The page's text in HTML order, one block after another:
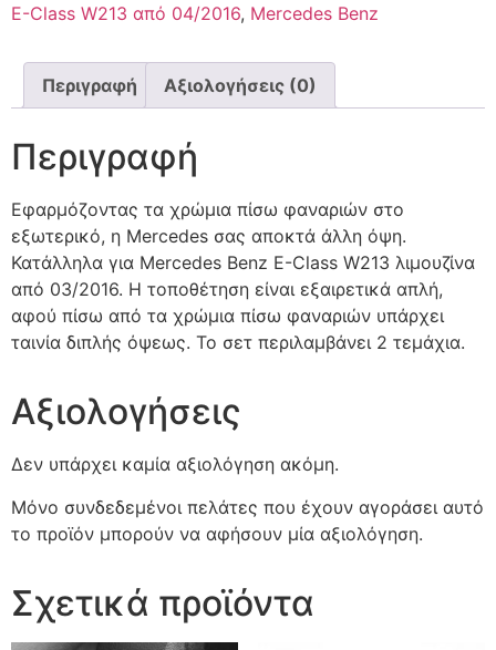
E-Class W213 από 04/2016, Mercedes Benz
Περιγραφή Αξιολογήσεις (0)
Περιγραφή
Εφαρμόζοντας τα χρώμια πίσω φαναριών στο
εξωτερικό, η Mercedes σας αποκτά άλλη όψη.
Κατάλληλα για Mercedes Benz E-Class W213 λιμουζίνα
από 03/2016. Η τοποθέτηση είναι εξαιρετικά απλή,
αφού πίσω από τα χρώμια πίσω φαναριών υπάρχει
ταινία διπλής όψεως. Το σετ περιλαμβάνει 2 τεμάχια.
Αξιολογήσεις
Δεν υπάρχει καμία αξιολόγηση ακόμη.
Μόνο συνδεδεμένοι πελάτες που έχουν αγοράσει αυτό
το προϊόν μπορούν να αφήσουν μία αξιολόγηση.
Σχετικά προϊόντα